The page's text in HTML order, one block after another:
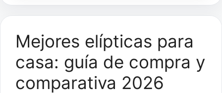
Mejores elípticas para
casa: guía de compra y
comparativa 2026